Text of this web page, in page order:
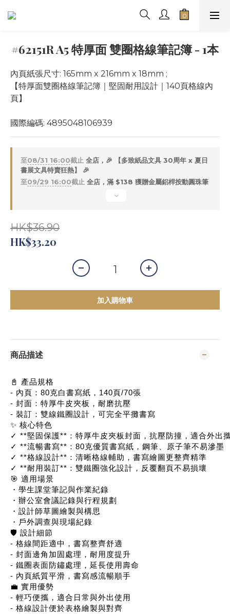
#62151R A5 特厚面 雙圈格線筆記簿 - 1本
內頁紙張尺寸: 165mm x 216mm x 18mm ;
【特厚面雙圈格線筆記簿｜堅固耐用設計｜140頁格線內
頁】
國際編碼: 4895048106939
至08/31 16:00截止 全店，🎉 【多致紙品文具 30周年 x 夏日
書展文具特賣狂熱】 🎉
至09/29 16:00截止 全店，滿 $138 獲贈金屬鋁桿按動圓珠筆
HK$36.90
HK$33.20
加入購物車
商品描述
📓 產品規格
- 內頁：80克白書寫紙，140頁/70張
- 封面：特厚牛皮夾板，耐磨抗壓
- 裝訂：雙線鐵圈設計，可完全平攤書寫
✨ 核心特色
✓ **堅固保護**：特厚牛皮夾板封面，抗壓防撞，適合外出
✓ **流暢書寫**：80克優質書寫紙，鋼筆、原子筆不易滲墨
✓ **格線設計**：清晰格線輔助，書寫繪圖更整齊精準
✓ **耐用裝訂**：雙鐵圈強化設計，反覆翻頁不易損壞
🎯 適用場景
・學生課堂筆記與作業紀錄
・辦公室會議記錄與行程規劃
・設計師草圖繪製與構思
・戶外調查與現場紀錄
🛡️ 設計細節
- 格線間距適中，書寫整齊舒適
- 封面邊角加固處理，耐用度提升
- 鐵圈表面防鏽處理，延長使用壽命
- 內頁紙質平滑，書寫感流暢順手
💼 實用優勢
- 輕巧便攜，適合日常與外出使用
- 格線設計便於表格繪製與對齊